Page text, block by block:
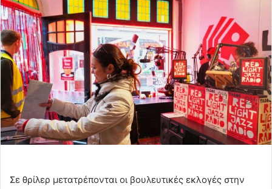
Σε θρίλερ μετατρέπονται οι βουλευτικές εκλογές στην